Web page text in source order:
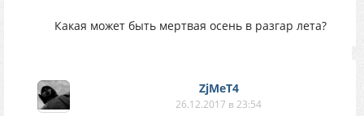
Какая может быть мертвая осень в разгар лета?
ZjMeT4
26.12.2017 в 23:54